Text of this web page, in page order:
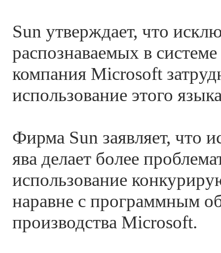
Sun утверждает, что
распознаваемых в
компания Microsoft
использование этого
Фирма Sun заявляет, что
ява делает более
использование
наравне с программным
производства Microsoft.